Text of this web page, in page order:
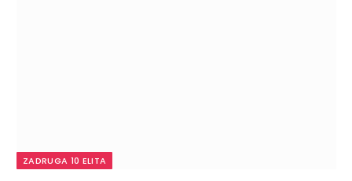
ZADRUGA 10 ELITA